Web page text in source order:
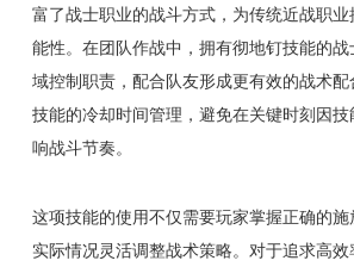
富了战士职业的战斗方式，为传统近战职
能性。在团队作战中，拥有彻地钉技能的
域控制职责，配合队友形成更有效的战术
技能的冷却时间管理，避免在关键时刻因
响战斗节奏。
这项技能的使用不仅需要玩家掌握正确的
实际情况灵活调整战术策略。对于追求高